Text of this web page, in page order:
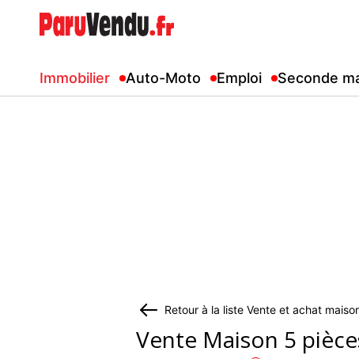
Immobilier Auto-Moto Emploi Seconde
Retour à la liste Vente et achat
Vente Maison 5